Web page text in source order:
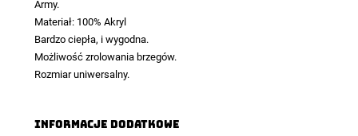
Army.
Materiał: 100% Akryl
Bardzo ciepła, i wygodna.
Możliwość zrolowania brzegów.
Rozmiar uniwersalny.
Informacje dodatkowe